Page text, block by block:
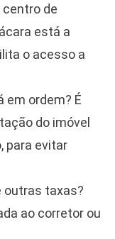
centro de
está a
o acesso a
ordem? É
do imóvel
para evitar
outras taxas?
ao corretor ou